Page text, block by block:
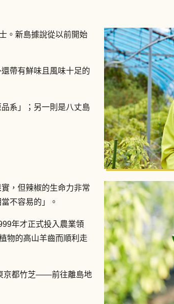
。新島據說從以前開始
帶有鮮味且風味十足的
系」；另一則是八丈島
，但辣椒的生命力非常
不容易的」。
年才正式投入農業領
物的高山羊齒而順利走
京都竹芝――前往離島地